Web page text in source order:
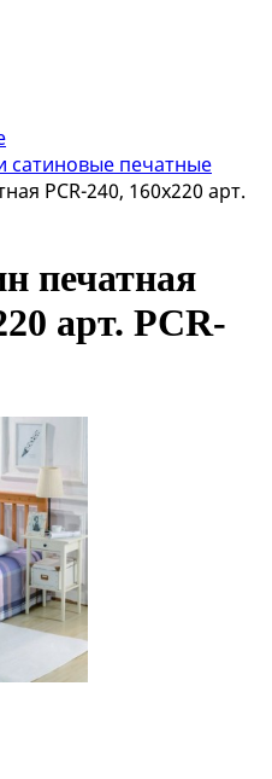
сатиновые печатные
PCR-240, 160x220 арт.
печатная
арт. PCR-